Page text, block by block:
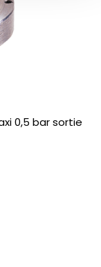
0,5 bar sortie